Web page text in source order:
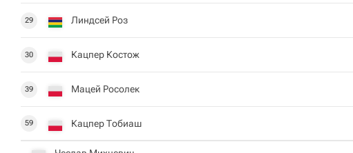
29 Линдсей Роз
30 Кацпер Костож
39 Мацей Росолек
59 Кацпер Тобиаш